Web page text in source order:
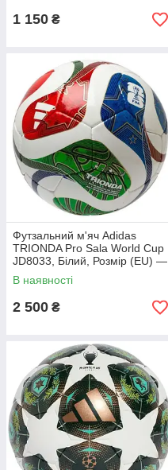
1 150 ₴
Футзальний м'яч Adidas
TRIONDA Pro Sala World Cup
JD8033, Білий, Розмір (EU) —
FUTSAL
В наявності
2 500 ₴